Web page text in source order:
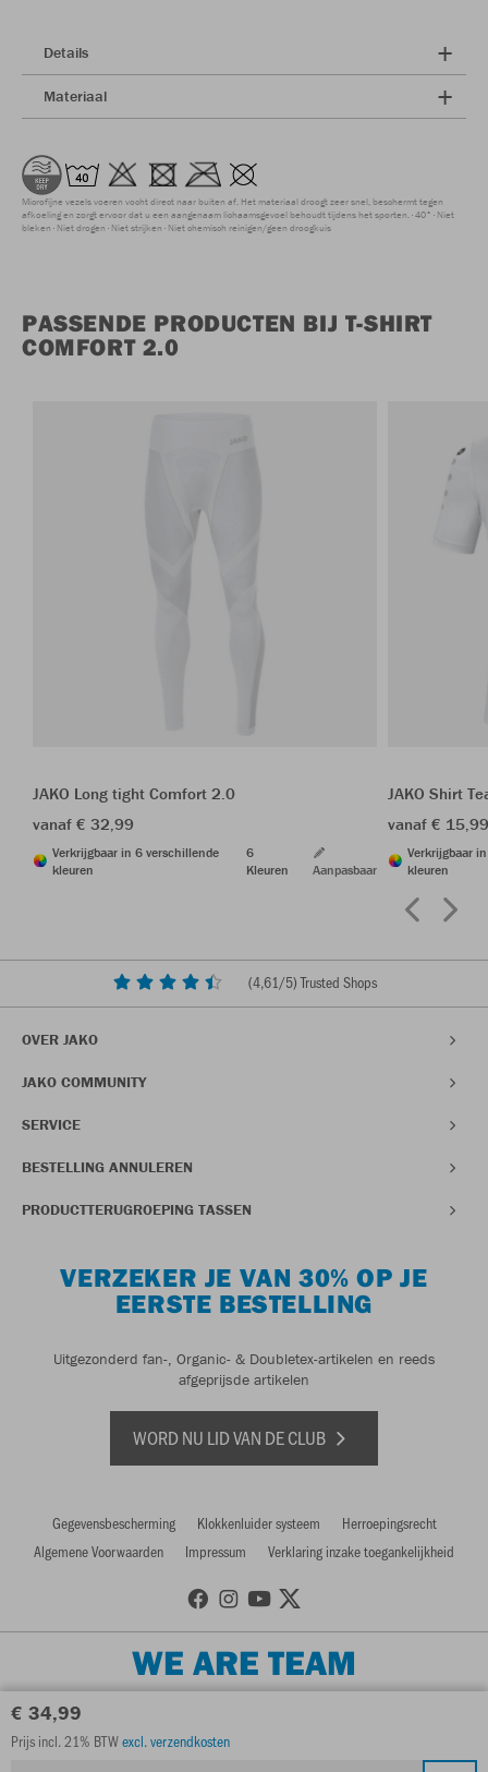
€ 34,99
Prijs incl. 21% BTWexcl. verzendkosten
Details
Materiaal
Microfijne vezels voeren vocht direct naar buiten af. Het materiaal droogt zeer snel, beschermt tegen
afkoeling en zorgt ervoor dat u een aangenaam lichaamsgevoel behoudt tijdens het sporten. 40° Niet
bleken Niet drogen Niet strijken Niet chemisch reinigen/geen droogkuis
PASSENDE PRODUCTEN BIJ T-SHIRT
COMFORT 2.0
JAKO Long tight Comfort 2.0
vanaf € 32,99
Verkrijgbaar in 6 verschillende
kleuren
6
Kleuren
Aanpasbaar
JAKO Shirt
vanaf €
Verkrijgbaar
kleuren
(4,61/5) Trusted Shops
OVER JAKO
JAKO COMMUNITY
SERVICE
BESTELLING ANNULEREN
PRODUCTTERUGROEPING TASSEN
VERZEKER JE VAN 30% OP JE
EERSTE BESTELLING
Uitgezonderd fan-, Organic- & Doubletex-artikelen en reeds
afgeprijsde artikelen
WORD NU LID VAN DE CLUB
Gegevensbescherming Klokkenluider systeem
Herroepingsrecht
Algemene Voorwaarden
Impressum Verklaring inzake toegankelijkheid
WE ARE TEAM